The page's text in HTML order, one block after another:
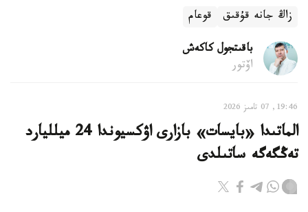
زاڭ جانە قۇقىق قوعام
باقىتجول كاكەش
اۆتور
19:46, 07 تامىز 2026
الماتىدا «بايسات» بازارى اۋكسيوندا 24 ميلليارد
تەڭگەگە ساتىلدى